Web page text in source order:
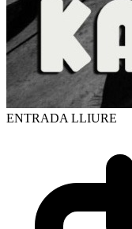
ENTRADA LLIURE